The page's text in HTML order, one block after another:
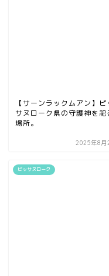
【サーンラックムアン】ピ
サヌローク県の守護神を祀
場所。
2025年8月
ピッサヌローク